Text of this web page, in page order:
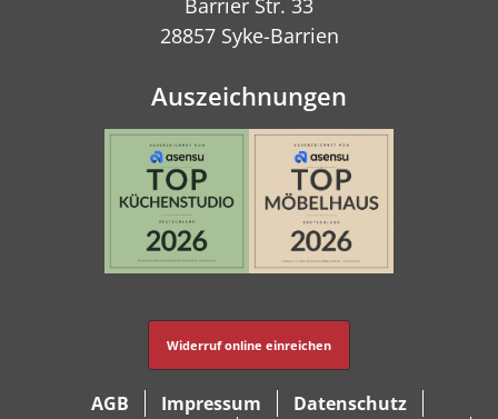
Barrier Str. 33
28857 Syke-Barrien
Auszeichnungen
Widerruf online einreichen
AGB Impressum
Datenschutz